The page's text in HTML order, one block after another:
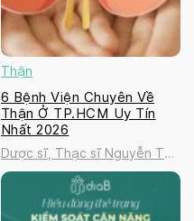
Thận
6 Bệnh Viện Chuyên Về
Thận Ở TP.HCM Uy Tín
Nhất 2026
Dược sĩ, Thạc sĩ Nguyễn Thị
Thanh Tú